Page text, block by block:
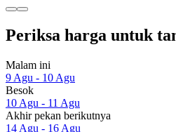
Periksa harga untuk
Malam ini
9 Agu - 10 Agu
Besok
10 Agu - 11 Agu
Akhir pekan berikutnya
14 Agu - 16 Agu